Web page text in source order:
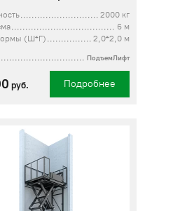
2000 кг
6 м
(Ш*Г)
2,0*2,0 м
ПодъемЛифт
руб. Подробнее